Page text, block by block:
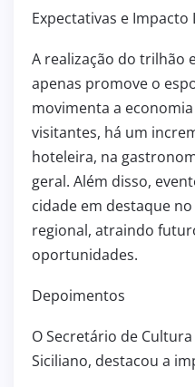
Expectativas e Impacto
A realização do trilhão
apenas promove o
movimenta a
visitantes, há um
hoteleira, na
geral. Além disso,
cidade em destaque
regional, atraindo
oportunidades.
Depoimentos
O Secretário de
Siciliano, destacou a